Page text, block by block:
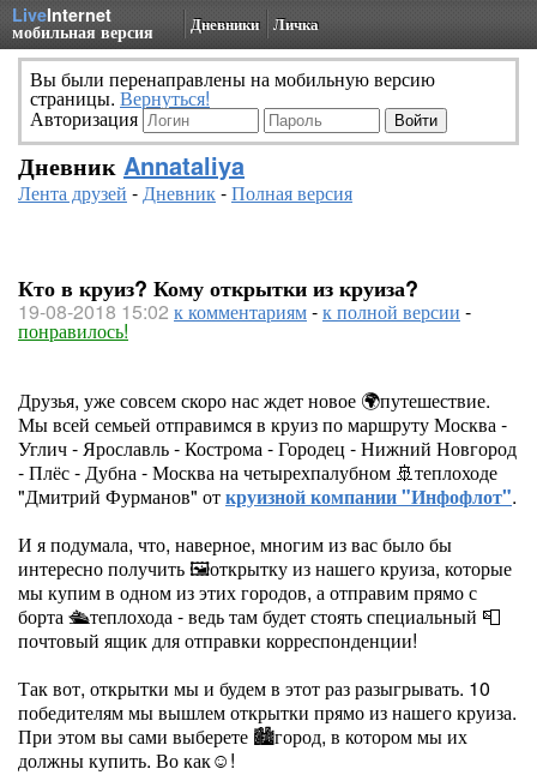
LiveInternet
мобильная версия Дневники Личка
Вы были перенаправлены на мобильную версию
страницы. Вернуться!
Авторизация
Дневник Annataliya
Лента друзей -Дневник-Полная версия
Кто в круиз? Кому открытки из круиза?
19-08-2018 15:02 к комментариям-к полной версии -
понравилось!
Друзья, уже совсем скоро нас ждет новое 🌍путешествие.
Мы всей семьей отправимся в круиз по маршруту Москва -
Углич - Ярославль - Кострома - Городец - Нижний Новгород
- Плёс - Дубна - Москва на четырехпалубном 🚢теплоходе
"Дмитрий Фурманов" откруизной компании "Инфофлот".
И я подумала, что, наверное, многим из вас было бы
интересно получить 🖼️открытку из нашего круиза, которые
мы купим в одном из этих городов, а отправим прямо с
борта 🛳️теплохода - ведь там будет стоять специальный 📮
почтовый ящик для отправки корреспонденции!
Так вот, открытки мы и будем в этот раз разыгрывать. 10
победителям мы вышлем открытки прямо из нашего круиза.
При этом вы сами выберете 🏙️город, в котором мы их
должны купить. Во как☺️!